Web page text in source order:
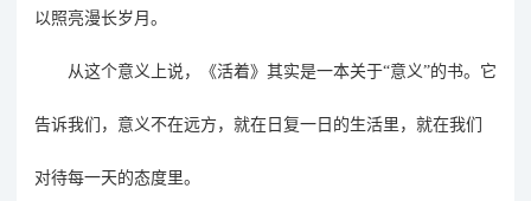
以照亮漫长岁月。
从这个意义上说，《活着》其实是一本关于“意义”的书。它
告诉我们，意义不在远方，就在日复一日的生活里，就在我们
对待每一天的态度里。